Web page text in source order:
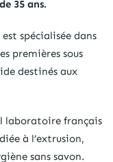
35 ans.
spécialisée dans
premières sous
destinés aux
laboratoire français
à l’extrusion,
sans savon.